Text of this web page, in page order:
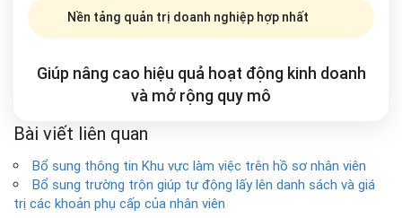
Nền tảng quản trị doanh nghiệp hợp nhất
Giúp nâng cao hiệu quả hoạt động kinh doanh
và mở rộng quy mô
Bài viết liên quan
Bổ sung thông tin Khu vực làm việc trên hồ sơ nhân viên
Bổ sung trường trộn giúp tự động lấy lên danh sách và giá
trị các khoản phụ cấp của nhân viên